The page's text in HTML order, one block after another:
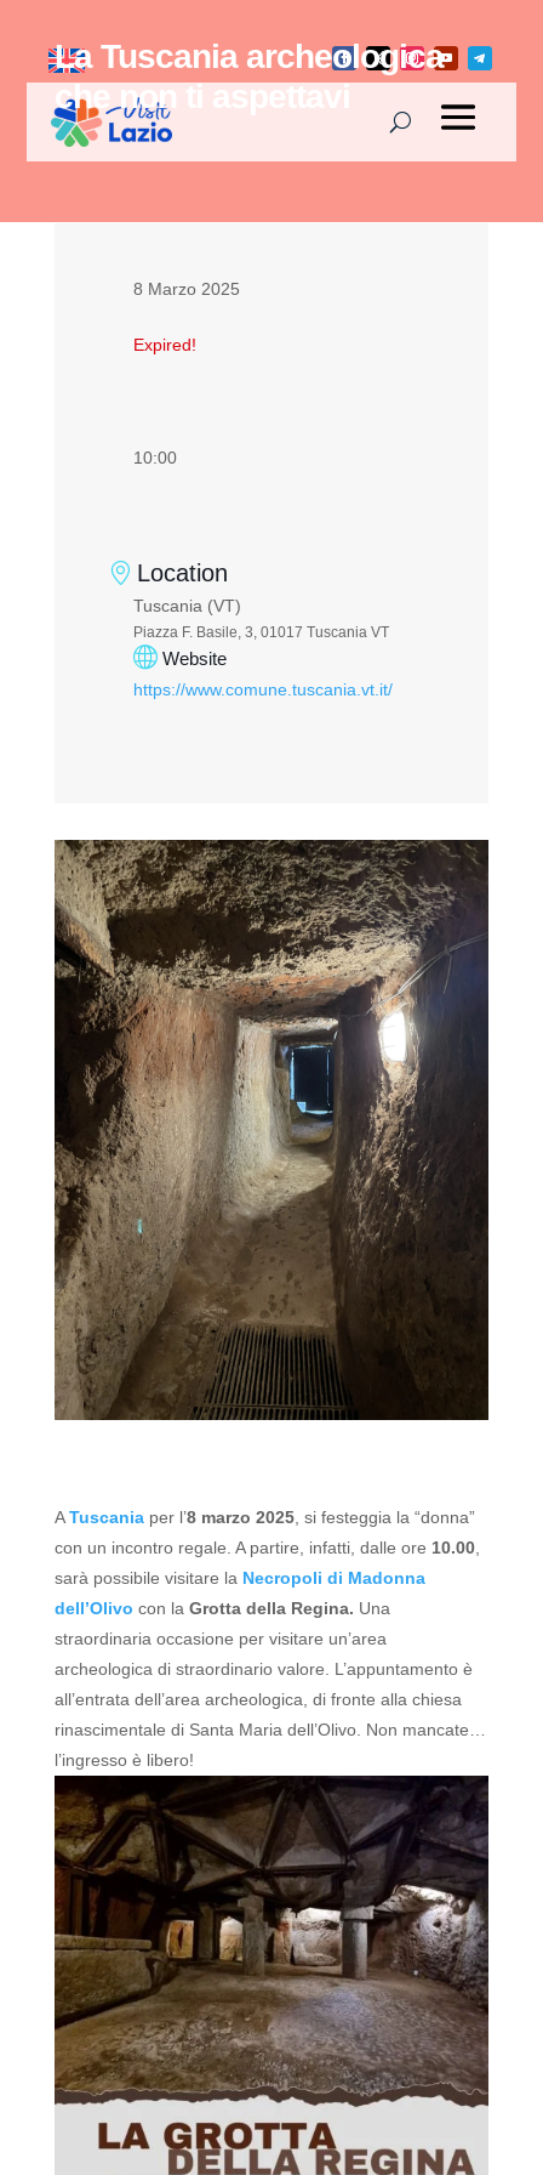
La Tuscania archeologica
che non ti aspettavi
8 Marzo 2025
Expired!
10:00
Location
Tuscania (VT)
Piazza F. Basile, 3, 01017 Tuscania VT
Website
https://www.comune.tuscania.vt.it/
ATuscania per l’8 marzo 2025, si festeggia la “donna”
con un incontro regale. A partire, infatti, dalle ore 10.00,
sarà possibile visitare la Necropoli di Madonna
dell’Olivo con la Grotta della Regina. Una
straordinaria occasione per visitare un’area
archeologica di straordinario valore.
L’appuntamento è
all’entrata dell’area archeologica, di fronte alla chiesa
rinascimentale di Santa Maria dell’Olivo. Non mancate…
l’ingresso è libero!